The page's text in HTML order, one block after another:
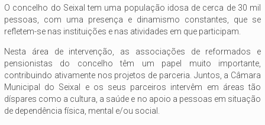
O concelho do Seixal tem uma população idosa de cerca de 30 mil
pessoas, com uma presença e dinamismo constantes, que se
refletem-se nas instituições e nas atividades em que participam.
Nesta área de intervenção, as associações de reformados e
pensionistas do concelho têm um papel muito importante,
contribuindo ativamente nos projetos de parceria. Juntos, a Câmara
Municipal do Seixal e os seus parceiros intervêm em áreas tão
díspares como a cultura, a saúde e no apoio a pessoas em situação
de dependência física, mental e/ou social.